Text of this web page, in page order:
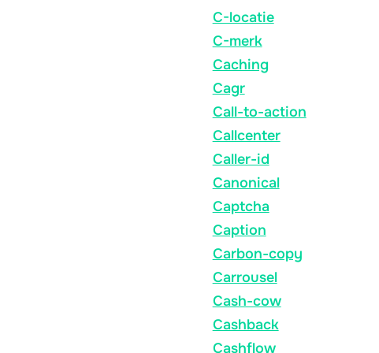
C-locatie
C-merk
Caching
Cagr
Call-to-action
Callcenter
Caller-id
Canonical
Captcha
Caption
Carbon-copy
Carrousel
Cash-cow
Cashback
Cashflow